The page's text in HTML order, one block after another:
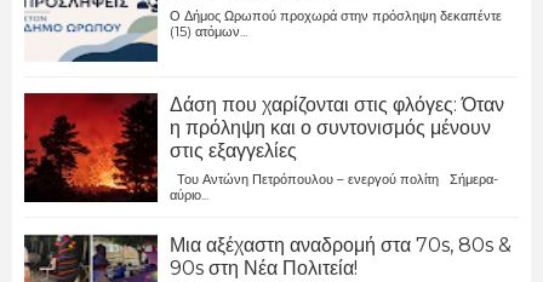
Ο Δήμος Ωρωπού προχωρά στην πρόσληψη δεκαπέντε
(15) ατόμων...
Δάση που χαρίζονται στις φλόγες: Όταν
η πρόληψη και ο συντονισμός μένουν
στις εξαγγελίες
Του Αντώνη Πετρόπουλου – ενεργού πολίτη Σήμερα-
αύριο...
Μια αξέχαστη αναδρομή στα 70s, 80s &
90s στη Νέα Πολιτεία!